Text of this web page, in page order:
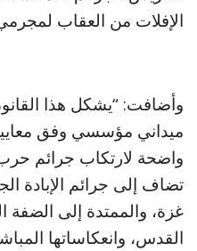
الإفلات من العقاب
وأضافت: “يشكل هذا
ميداني مؤسسي وفق
واضحة لارتكاب جرائم
تضاف إلى جرائم الإبادة
غزة، والممتدة إلى الضفة
القدس، وانعكاساتها